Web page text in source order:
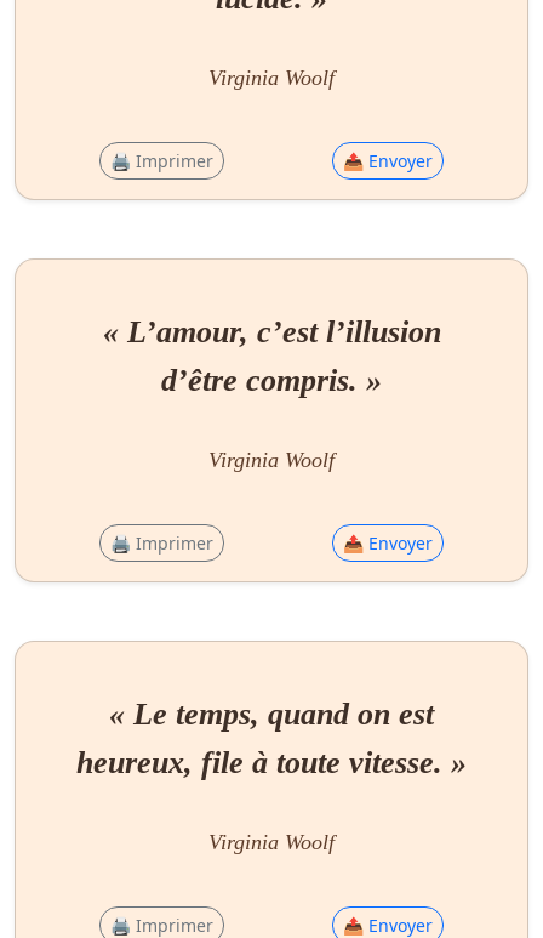
Virginia Woolf
🖨 Imprimer 📤 Envoyer
« L’amour, c’est l’illusion
d’être compris. »
Virginia Woolf
🖨 Imprimer 📤 Envoyer
« Le temps, quand on est
heureux, file à toute vitesse. »
Virginia Woolf
🖨 Imprimer 📤 Envoyer